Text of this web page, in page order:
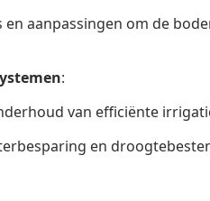
en aanpassingen om de
:
van efficiënte
en